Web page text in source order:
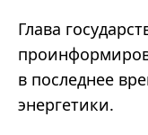
Глава
в последнее
энергетики.